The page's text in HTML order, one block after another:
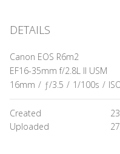
DETAILS
Canon EOS R6m2
EF16-35mm f/2.8L II USM
16mm / ƒ/3.5 / 1/100s /
Created
Uploaded